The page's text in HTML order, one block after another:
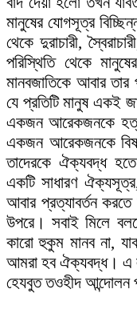
মানুষের যোগসূত্র
থেকে দুরাচারী,
পরিস্থিতি থেকে
মানবজাতিকে আবার
যে প্রতিটি মানুষ একই
একজন আরেকজনকে
একজন আরেকজনকে বিষ
তাদেরকে ঐক্যবদ্ধ
একটি সাধারণ
আবার প্রত্যাবর্তন
উপরে। সবাই মিলে
কারো হুকুম মানব না,
আমরা হব ঐক্যবদ্ধ। এ
হেযবুত তওহীদ আন্দোলন